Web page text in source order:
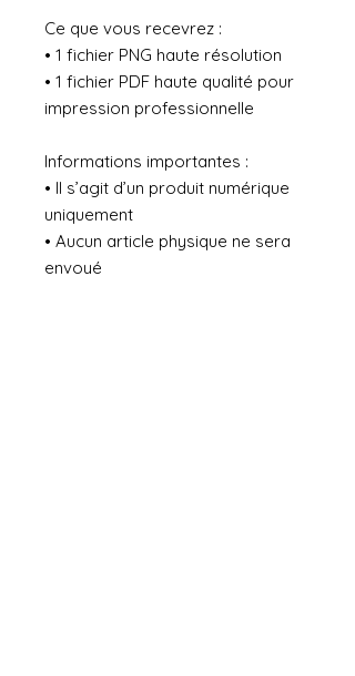
Ce que vous recevrez :
• 1 fichier PNG haute résolution
• 1 fichier PDF haute qualité pour
impression professionnelle
Informations importantes :
• Il s’agit d’un produit numérique
uniquement
• Aucun article physique ne sera
envoyé